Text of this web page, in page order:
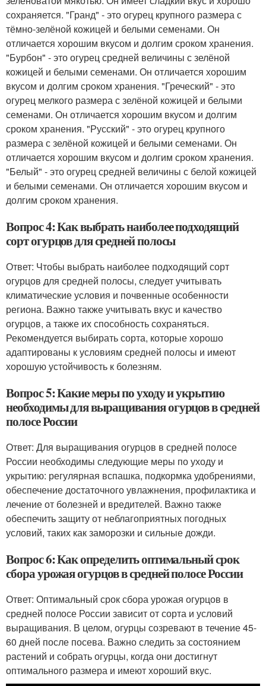
сохраняется. "Гранд" - это огурец крупного размера с
тёмно-зелёной кожицей и белыми семенами. Он
отличается хорошим вкусом и долгим сроком хранения.
"Бурбон" - это огурец средней величины с зелёной
кожицей и белыми семенами. Он отличается хорошим
вкусом и долгим сроком хранения. "Греческий" - это
огурец мелкого размера с зелёной кожицей и белыми
семенами. Он отличается хорошим вкусом и долгим
сроком хранения. "Русский" - это огурец крупного
размера с зелёной кожицей и белыми семенами. Он
отличается хорошим вкусом и долгим сроком хранения.
"Белый" - это огурец средней величины с белой кожицей
и белыми семенами. Он отличается хорошим вкусом и
долгим сроком хранения.
Вопрос 4: Как выбрать наиболее подходящий
сорт огурцов для средней полосы
Ответ: Чтобы выбрать наиболее подходящий сорт
огурцов для средней полосы, следует учитывать
климатические условия и почвенные особенности
региона. Важно также учитывать вкус и качество
огурцов, а также их способность сохраняться.
Рекомендуется выбирать сорта, которые хорошо
адаптированы к условиям средней полосы и имеют
хорошую устойчивость к болезням.
Вопрос 5: Какие меры по уходу и укрытию
необходимы для выращивания огурцов в средней
полосе России
Ответ: Для выращивания огурцов в средней полосе
России необходимы следующие меры по уходу и
укрытию: регулярная вспашка, подкормка удобрениями,
обеспечение достаточного увлажнения, профилактика и
лечение от болезней и вредителей. Важно также
обеспечить защиту от неблагоприятных погодных
условий, таких как заморозки и сильные дожди.
Вопрос 6: Как определить оптимальный срок
сбора урожая огурцов в средней полосе России
Ответ: Оптимальный срок сбора урожая огурцов в
средней полосе России зависит от сорта и условий
выращивания. В целом, огурцы созревают в течение 45-
60 дней после посева. Важно следить за состоянием
растений и собрать огурцы, когда они достигнут
оптимального размера и имеют хороший вкус.